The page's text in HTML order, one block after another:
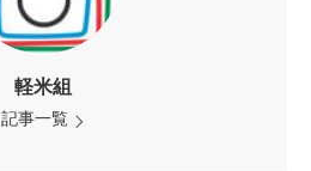
軽米組
記事一覧